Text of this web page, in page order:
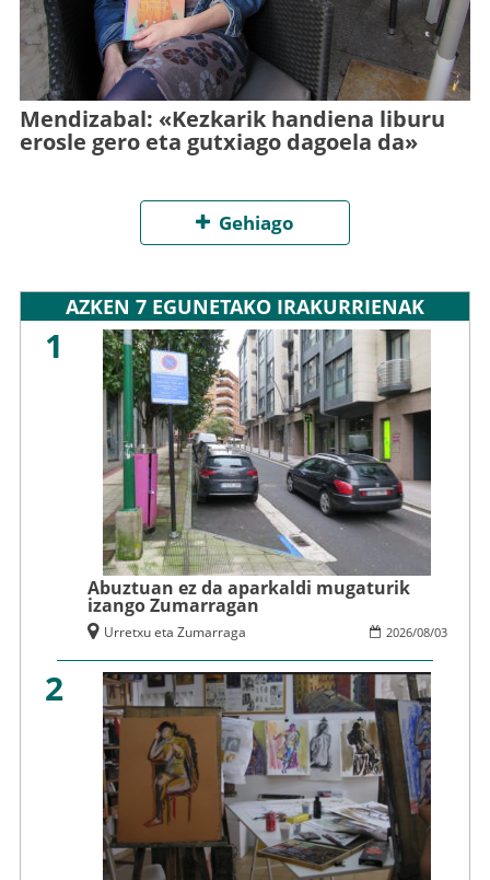
Mendizabal: «Kezkarik handiena liburu
erosle gero eta gutxiago dagoela da»
Gehiago
AZKEN 7 EGUNETAKO IRAKURRIENAK
1
Abuztuan ez da aparkaldi mugaturik
izango Zumarragan
2026/08/03
Urretxu eta Zumarraga
2